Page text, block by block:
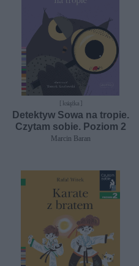
[ książka ]
Detektyw Sowa na tropie.
Czytam sobie. Poziom 2
Marcin Baran